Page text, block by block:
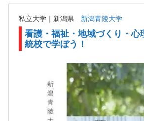
私立大学｜新潟県 新潟青陵大学
看護・福祉・地域づくり・心
統校で学ぼう！